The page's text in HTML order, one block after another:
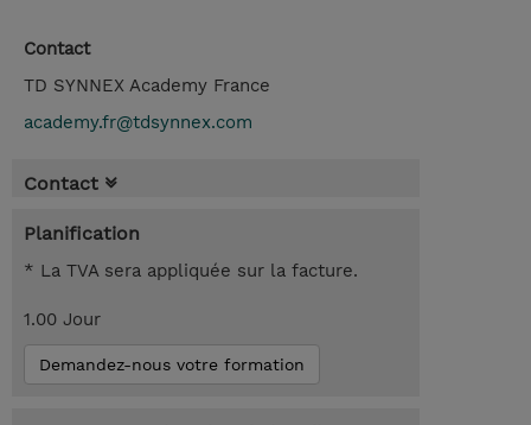
Contact
TD SYNNEX Academy France
academy.fr@tdsynnex.com
Contact
Planification
* La TVA sera appliquée sur la facture.
1.00 Jour
Demandez-nous votre formation